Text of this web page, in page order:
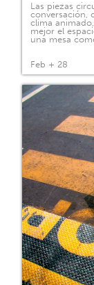
Las piezas
conversación,
clima
mejor el
una mesa
Feb + 28